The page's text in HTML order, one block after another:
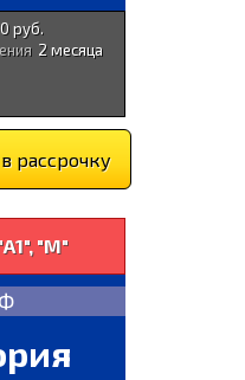
руб.
2 месяца
рассрочку
"М"